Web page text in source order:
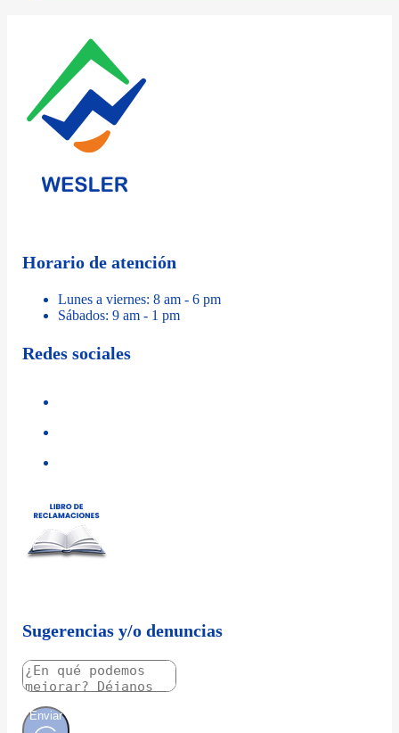
Horario de atención
Lunes a viernes: 8 am - 6 pm
Sábados: 9 am - 1 pm
Redes sociales
Sugerencias y/o denuncias
Enviar